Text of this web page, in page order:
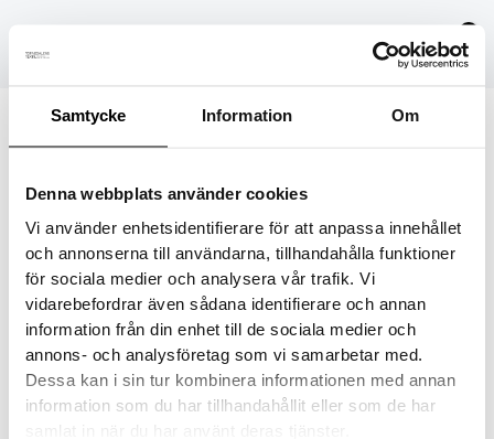
Samtycke Information Om
Denna webbplats använder cookies
Vi använder enhetsidentifierare för att anpassa innehållet
och annonserna till användarna, tillhandahålla funktioner
för sociala medier och analysera vår trafik. Vi
vidarebefordrar även sådana identifierare och annan
information från din enhet till de sociala medier och
annons- och analysföretag som vi samarbetar med.
Dessa kan i sin tur kombinera informationen med annan
information som du har tillhandahållit eller som de har
innehåll
rosa
AvHemsida 365/16 januari, 2018
FÖREGÅENDE